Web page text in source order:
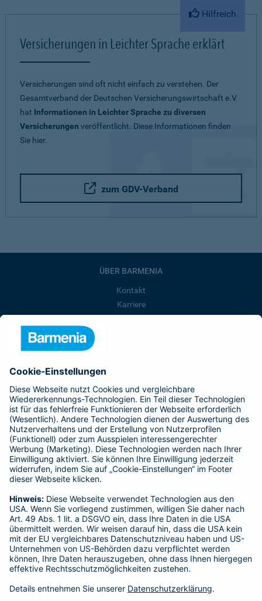
Hilfreich
Versicherungen in Leichter Sprache erklärt
Versicherungen sind oft nicht einfach zu verstehen. Der
Gesamtverband der Deutschen Versicherungswirtschaft e.V.
hat Informationen in Leichter Sprache zu diversen
Versicherungen veröffentlicht. Diese Informationen finden
Sie hier.
zum GDV-Verband
ÜBER BARMENIA
Kontakt
Karriere
Barmenia ist Teil der BarmeniaGothaer
BELIEBTE SEITEN
Kranken-Zusatzversicherung
Tierversicherungen
Haftpflichtversicherung
Hausratversicherung
Adresse ändern
Schaden melden
Kilometerstandsmeldung
Serviceübersicht